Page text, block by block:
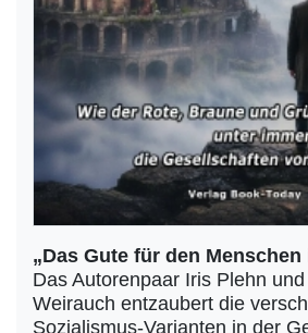
„Das Gute für den Menschen
Das Autorenpaar Iris Plehn
Weirauch entzaubert die
Sozialismus-Varianten in der